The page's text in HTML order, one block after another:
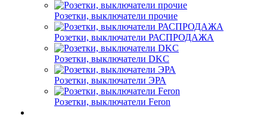
Розетки, выключатели прочие
Розетки, выключатели РАСПРОДАЖА
Розетки, выключатели DKC
Розетки, выключатели ЭРА
Розетки, выключатели Feron